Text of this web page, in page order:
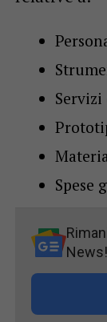
Spese
News!